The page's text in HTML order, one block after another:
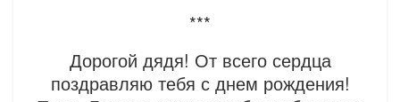
***
Дорогой дядя! От всего сердца
поздравляю тебя с днем рождения!